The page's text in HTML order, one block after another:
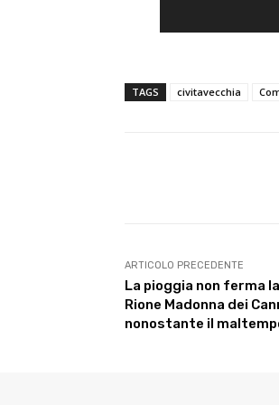
TAGS civitavecchia
ARTICOLO PRECEDENTE
La pioggia non ferma
Rione Madonna dei
nonostante il